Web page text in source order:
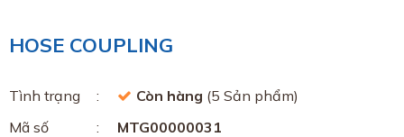
HOSE COUPLING
Tình trạng Còn hàng (5 Sản phẩm)
Mã số
MTG00000031